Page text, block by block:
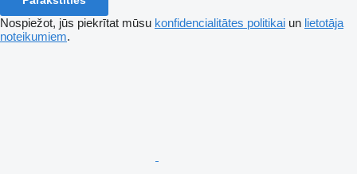
Nospiežot, jūs piekrītat mūsu konfidencialitātes politikai un lietotāja
noteikumiem.